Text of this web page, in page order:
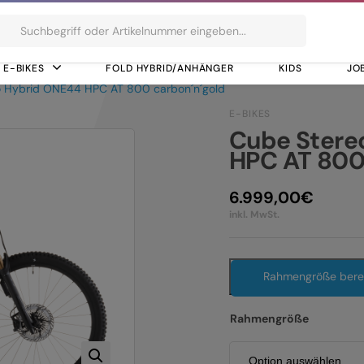
E-BIKES FOLD HYBRID/ANHÄNGER KIDS
ONE44 HPC AT 800 carbon´n´gold
E-BIKES
Cube
HPC AT
6.999,00€
inkl. MwSt.
Rahmengröße
Rahmengröße